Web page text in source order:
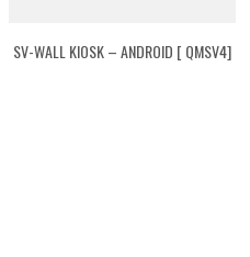
SV-WALL KIOSK – ANDROID [ QMSV4]